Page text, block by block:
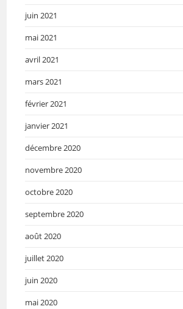
juin 2021
mai 2021
avril 2021
mars 2021
février 2021
janvier 2021
décembre 2020
novembre 2020
octobre 2020
septembre 2020
août 2020
juillet 2020
juin 2020
mai 2020